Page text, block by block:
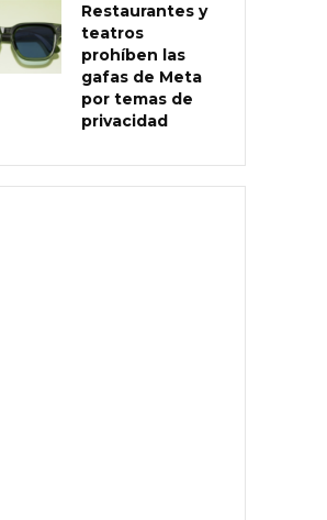
Restaurantes y
teatros
prohíben las
gafas de Meta
por temas de
privacidad